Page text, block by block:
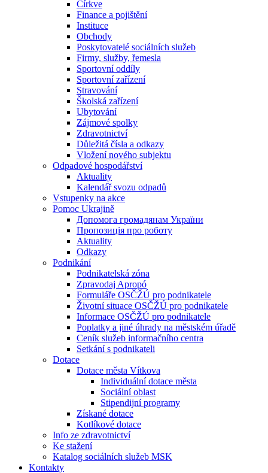
Církve
Finance a pojištění
Instituce
Obchody
Poskytovatelé sociálních služeb
Firmy, služby, řemesla
Sportovní oddíly
Sportovní zařízení
Stravování
Školská zařízení
Ubytování
Zájmové spolky
Zdravotnictví
Důležitá čísla a odkazy
Vložení nového subjektu
Odpadové hospodářství
Aktuality
Kalendář svozu odpadů
Vstupenky na akce
Pomoc Ukrajině
Допомога громадянам України
Пропозиція про роботу
Aktuality
Odkazy
Podnikání
Podnikatelská zóna
Zpravodaj Apropó
Formuláře OSČŽÚ pro podnikatele
Životní situace OSČŽÚ pro podnikatele
Informace OSČŽÚ pro podnikatele
Poplatky a jiné úhrady na městském úřadě
Ceník služeb informačního centra
Setkání s podnikateli
Dotace
Dotace města Vítkova
Individuální dotace města
Sociální oblast
Stipendijní programy
Získané dotace
Kotlíkové dotace
Info ze zdravotnictví
Ke stažení
Katalog sociálních služeb MSK
Kontakty